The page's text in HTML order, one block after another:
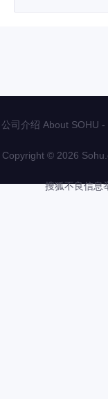
公司介绍 About SOHU -
Copyright © 2026
搜狐不良信息